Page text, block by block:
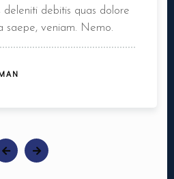
deleniti debitis quas dolore
saepe, veniam. Nemo.